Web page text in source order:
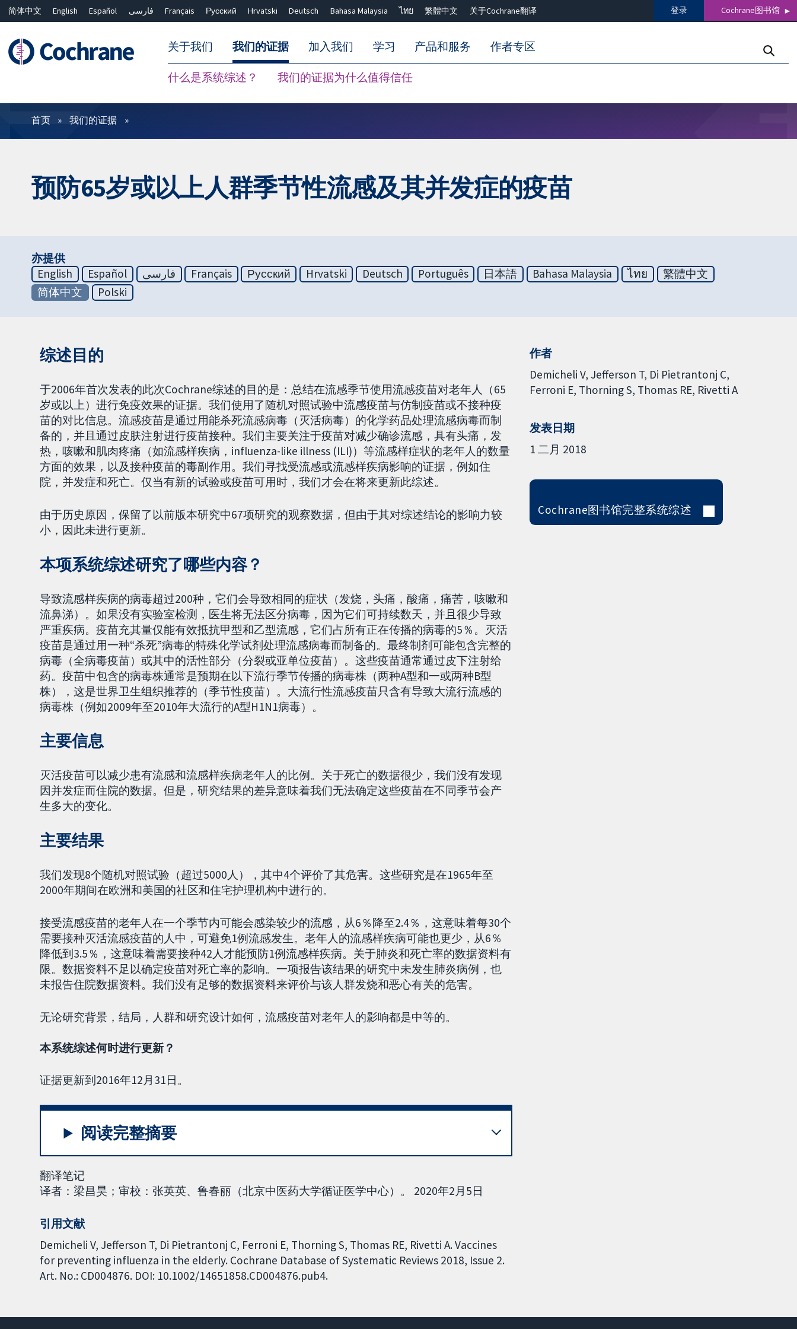
简体中文 English Español فارسی Français Русский Hrvatski Deutsch Bahasa Malaysia ไทย 繁體中文 关于Cochrane翻译 登录 Cochrane图书馆
关于我们 我们的证据
什么是系统综述？ 我们的证据为什么值得信任
加入我们 学习 产品和服务 作者专区
过滤
首页 我们的证据
预防65岁或以上人群季节性流感及其并发症的疫苗
亦提供
English
Español فارسی Français Русский Hrvatski Deutsch Português 日本語 Bahasa Malaysia ไทย
繁體中文
简体中文
Polski
综述目的
于2006年首次发表的此次Cochrane综述的目的是：总结在流感季节使用流感疫苗对老年人（65
岁或以上）进行免疫效果的证据。我们使用了随机对照试验中流感疫苗与仿制疫苗或不接种疫
苗的对比信息。流感疫苗是通过用能杀死流感病毒（灭活病毒）的化学药品处理流感病毒而制
备的，并且通过皮肤注射进行疫苗接种。我们主要关注于疫苗对减少确诊流感，具有头痛，发
热，咳嗽和肌肉疼痛（如流感样疾病，influenza-like illness (ILI)）等流感样症状的老年人的数量
方面的效果，以及接种疫苗的毒副作用。我们寻找受流感或流感样疾病影响的证据，例如住
院，并发症和死亡。仅当有新的试验或疫苗可用时，我们才会在将来更新此综述。
由于历史原因，保留了以前版本研究中67项研究的观察数据，但由于其对综述结论的影响力较
小，因此未进行更新。
本项系统综述研究了哪些内容？
导致流感样疾病的病毒超过200种，它们会导致相同的症状（发烧，头痛，酸痛，痛苦，咳嗽和
流鼻涕）。如果没有实验室检测，医生将无法区分病毒，因为它们可持续数天，并且很少导致
严重疾病。疫苗充其量仅能有效抵抗甲型和乙型流感，它们占所有正在传播的病毒的5％。灭活
疫苗是通过用一种“杀死”病毒的特殊化学试剂处理流感病毒而制备的。最终制剂可能包含完整的
病毒（全病毒疫苗）或其中的活性部分（分裂或亚单位疫苗）。这些疫苗通常通过皮下注射给
药。疫苗中包含的病毒株通常是预期在以下流行季节传播的病毒株（两种A型和一或两种B型
株），这是世界卫生组织推荐的（季节性疫苗）。大流行性流感疫苗只含有导致大流行流感的
病毒株（例如2009年至2010年大流行的A型H1N1病毒）。
主要信息
灭活疫苗可以减少患有流感和流感样疾病老年人的比例。关于死亡的数据很少，我们没有发现
因并发症而住院的数据。但是，研究结果的差异意味着我们无法确定这些疫苗在不同季节会产
生多大的变化。
主要结果
我们发现8个随机对照试验（超过5000人），其中4个评价了其危害。这些研究是在1965年至
2000年期间在欧洲和美国的社区和住宅护理机构中进行的。
接受流感疫苗的老年人在一个季节内可能会感染较少的流感，从6％降至2.4％，这意味着每30个
需要接种灭活流感疫苗的人中，可避免1例流感发生。老年人的流感样疾病可能也更少，从6％
降低到3.5％，这意味着需要接种42人才能预防1例流感样疾病。关于肺炎和死亡率的数据资料有
限。数据资料不足以确定疫苗对死亡率的影响。一项报告该结果的研究中未发生肺炎病例，也
未报告住院数据资料。我们没有足够的数据资料来评价与该人群发烧和恶心有关的危害。
无论研究背景，结局，人群和研究设计如何，流感疫苗对老年人的影响都是中等的。
本系统综述何时进行更新？
证据更新到2016年12月31日。
阅读完整摘要
翻译笔记
译者：梁昌昊；审校：张英英、鲁春丽（北京中医药大学循证医学中心）。 2020年2月5日
引用文献
Demicheli V, Jefferson T, Di Pietrantonj C, Ferroni E, Thorning S, Thomas RE, Rivetti A. Vaccines
for preventing influenza in the elderly. Cochrane Database of Systematic Reviews 2018, Issue 2.
Art. No.: CD004876. DOI: 10.1002/14651858.CD004876.pub4.
作者
Demicheli V Jefferson T Di Pietrantonj C
Ferroni E Thorning S Thomas RE Rivetti A
发表日期
1 二月 2018
Cochrane图书馆完整系统综述